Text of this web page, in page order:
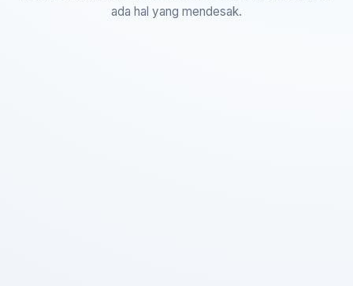
ada hal yang mendesak.